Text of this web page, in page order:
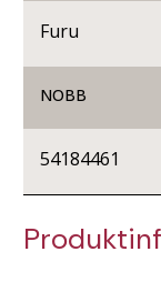
Furu
NOBB
54184461